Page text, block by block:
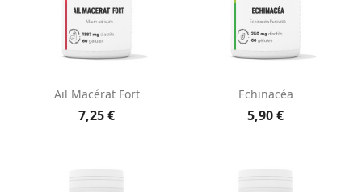
Ail Macérat Fort
7,25 €
Echinacéa
5,90 €